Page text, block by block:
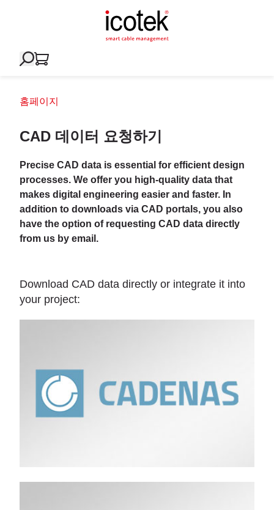
홈페이지
CAD 데이터 요청하기
Precise CAD data is essential for efficient design
processes. We offer you high-quality data that
makes digital engineering easier and faster. In
addition to downloads via CAD portals, you also
have the option of requesting CAD data directly
from us by email.
Download CAD data directly or integrate it into
your project: